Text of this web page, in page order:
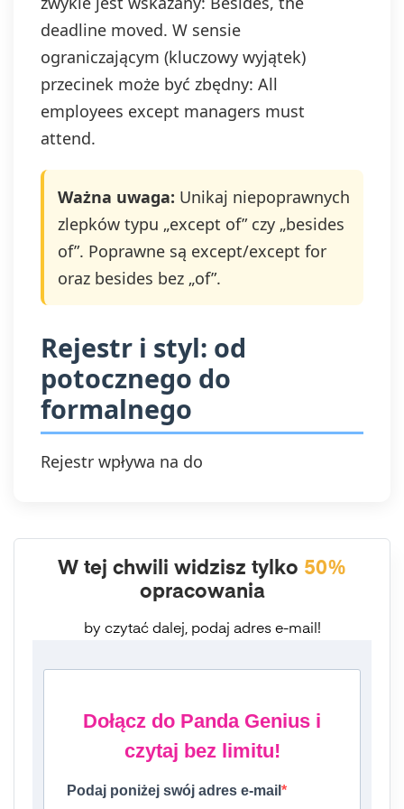
deadline moved. W sensie
ograniczającym (kluczowy wyjątek)
przecinek może być zbędny: All
employees except managers must
attend.
Ważna uwaga: Unikaj niepoprawnych
zlepków typu „except of” czy „besides
of”. Poprawne są except/except for
oraz besides bez „of”.
Rejestr i styl: od
potocznego do
formalnego
Rejestr wpływa na do
W tej chwili widzisz tylko 50%
opracowania
by czytać dalej, podaj adres e-mail!
Dołącz do Panda Genius i
czytaj bez limitu!
Podaj poniżej swój adres e-mail